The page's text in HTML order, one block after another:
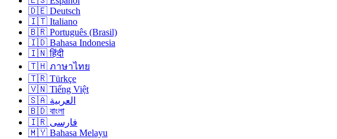
🇩🇪 Deutsch
🇮🇹 Italiano
🇧🇷 Português (Brasil)
🇮🇩 Bahasa Indonesia
🇮🇳 हिंदी
🇹🇭 ภาษาไทย
🇹🇷 Türkçe
🇻🇳 Tiếng Việt
🇸🇦 العربية
🇧🇩 বাংলা
🇮🇷 فارسی
🇲🇾 Bahasa Melayu